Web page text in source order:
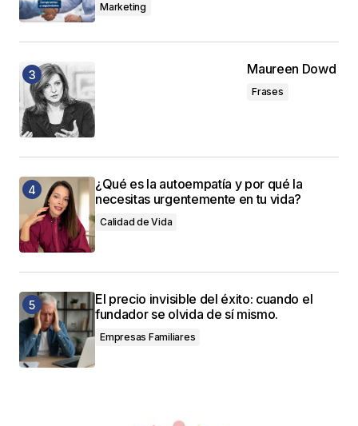
Marketing
Maureen Dowd
Frases
¿Qué es la autoempatía y por qué la
necesitas urgentemente en tu vida?
Calidad de Vida
El precio invisible del éxito: cuando el
fundador se olvida de sí mismo.
Empresas Familiares